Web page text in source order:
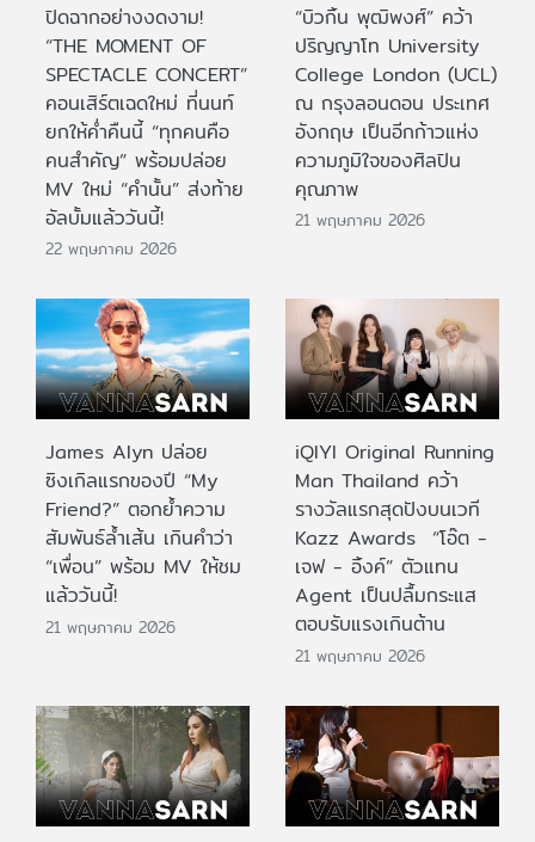
ปิดฉากอย่างงดงาม!
“THE MOMENT OF
SPECTACLE CONCERT”
คอนเสิร์ตเฉดใหม่ ที่นนท์
ยกให้ค่ำคืนนี้ “ทุกคนคือ
คนสำคัญ” พร้อมปล่อย
MV ใหม่ “คำนั้น” ส่งท้าย
อัลบั้มแล้ววันนี้!
22 พฤษภาคม 2026
“บิวกิ้น พุฒิพงศ์” คว้า
ปริญญาโท University
College London (UCL)
ณ กรุงลอนดอน ประเทศ
อังกฤษ เป็นอีกก้าวแห่ง
ความภูมิใจของศิลปิน
คุณภาพ
21 พฤษภาคม 2026
James Alyn ปล่อย
ซิงเกิลแรกของปี “My
Friend?” ตอกย้ำความ
สัมพันธ์ล้ำเส้น เกินคำว่า
“เพื่อน” พร้อม MV ให้ชม
แล้ววันนี้!
21 พฤษภาคม 2026
iQIYI Original Running
Man Thailand คว้า
รางวัลแรกสุดปังบนเวที
Kazz Awards “โอ๊ต -
เจฟ - อิ้งค์” ตัวแทน
Agent เป็นปลื้มกระแส
ตอบรับแรงเกินต้าน
21 พฤษภาคม 2026